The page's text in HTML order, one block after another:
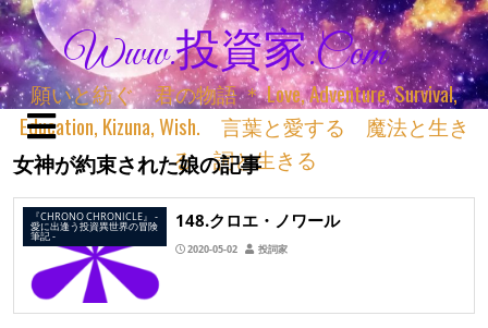
Www.投資家.com
願いと紡ぐ 君の物語 ＊ Love, Adventure, Survival,
Education, Kizuna, Wish. 言葉と愛する 魔法と生き
る 詞と生きる
女神が約束された娘の記事
『CHRONO CHRONICLE』 ‐
愛に出逢う投資異世界の冒険
筆記 ‐
148.クロエ・ノワール
2020-05-02 投詞家